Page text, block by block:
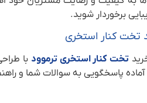
برخوردار شوید.
تخت کنار استخری
تخت کنار استخری ترموود با
آماده پاسخگویی به سوالات شما و